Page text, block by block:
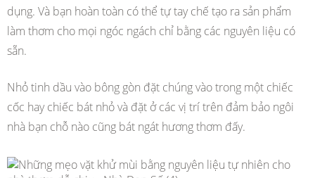
dụng. Và bạn hoàn toàn có thể tự tay chế tạo ra sản phẩm
làm thơm cho mọi ngóc ngách chỉ bằng các nguyên liệu có
sẵn.
Nhỏ tinh dầu vào bông gòn đặt chúng vào trong một chiếc
cốc hay chiếc bát nhỏ và đặt ở các vị trí trên đảm bảo ngôi
nhà bạn chỗ nào cũng bát ngát hương thơm đấy.